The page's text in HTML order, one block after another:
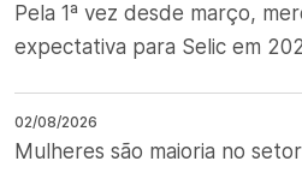
Pela 1ª vez desde março,
expectativa para Selic em
02/08/2026
Mulheres são maioria no